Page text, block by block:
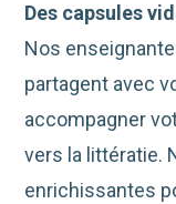
Des capsules
Nos
partagent avec
accompagner
vers la littératie.
enrichissantes